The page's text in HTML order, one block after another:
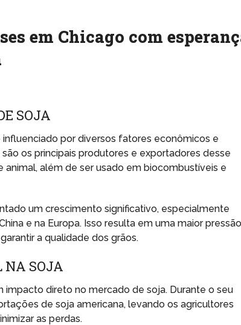
em Chicago com
SOJA
por diversos fatores econômicos e
os principais produtores e exportadores desse
além de ser usado em biocombustíveis e
um crescimento significativo, especialmente
e na Europa. Isso resulta em uma maior
a qualidade dos grãos.
NA SOJA
impacto direto no mercado de soja. Durante o seu
de soja americana, levando os agricultores
as perdas.